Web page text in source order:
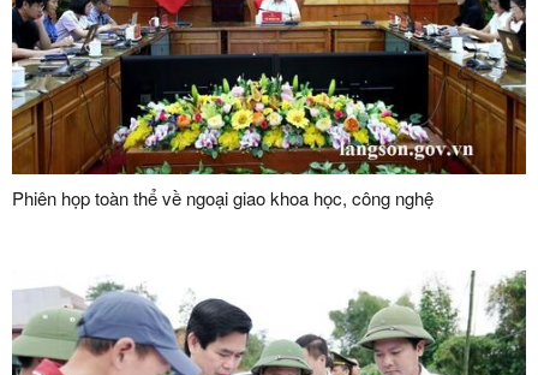
Phiên họp toàn thể về ngoại giao khoa học, công nghệ